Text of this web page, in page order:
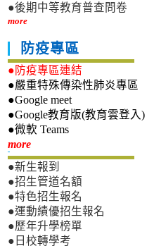
●後期中等教育普查問卷
more
防疫專區
●防疫專區連結
●嚴重特殊傳染性肺炎專區
●Google meet
●Google教育版(教育雲登入)
●微軟 Teams
more新生專區
●新生報到
●招生管道名額
●特色招生報名
●運動績優招生報名
●歷年升學榜單
●日校轉學考